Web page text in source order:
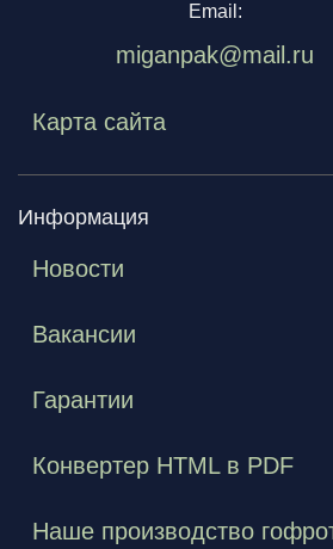
Email:
miganpak@mail.ru
Карта сайта
Информация
Новости
Вакансии
Гарантии
Конвертер HTML в PDF
Наше производство